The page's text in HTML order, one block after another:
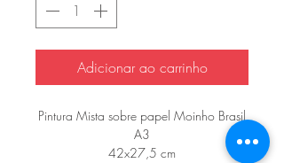
Adicionar ao carrinho
Pintura Mista sobre papel Moinho Brasil
A3
42x27,5 cm